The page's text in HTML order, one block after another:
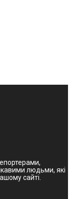
людьми, які
сайті.